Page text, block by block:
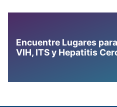
Encuentre Lugares
VIH, ITS y Hepatitis